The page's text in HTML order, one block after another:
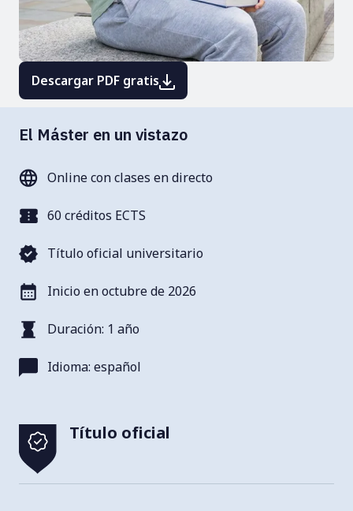
Descargar PDF gratis
El Máster en un vistazo
Online con clases en directo
60 créditos ECTS
Título oficial universitario
Inicio en octubre de 2026
Duración: 1 año
Idioma: español
Título oficial